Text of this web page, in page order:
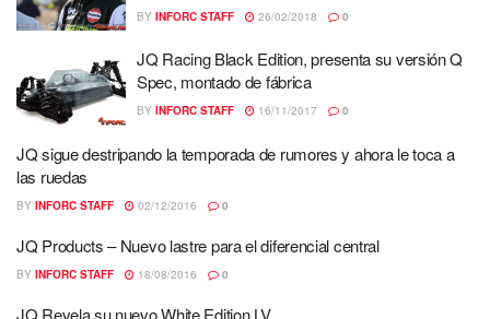
BY INFORC STAFF 26/02/2018 0
JQ Racing Black Edition, presenta su versión Q
Spec, montado de fábrica
BY INFORC STAFF 16/11/2017 0
JQ sigue destripando la temporada de rumores y ahora le toca a
las ruedas
BY INFORC STAFF 02/12/2016 0
JQ Products – Nuevo lastre para el diferencial central
BY INFORC STAFF 18/08/2016 0
JQ Revela su nuevo White Edition LV